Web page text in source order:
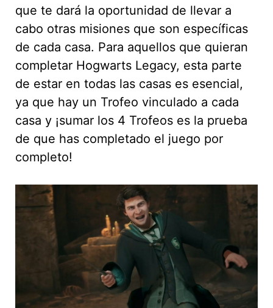
que te dará la oportunidad de llevar a
cabo otras misiones que son específicas
de cada casa. Para aquellos que quieran
completar Hogwarts Legacy, esta parte
de estar en todas las casas es esencial,
ya que hay un Trofeo vinculado a cada
casa y ¡sumar los 4 Trofeos es la prueba
de que has completado el juego por
completo!